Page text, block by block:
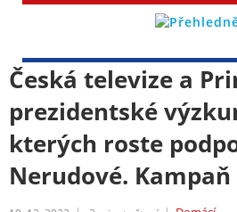
Česká televize a
prezidentské
kterých roste
Nerudové.